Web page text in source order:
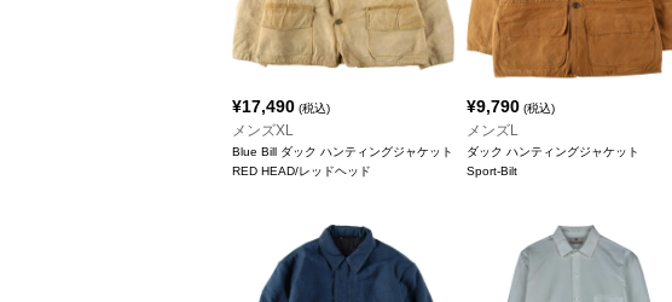
¥17,490 (税込)
メンズXL
Blue Bill ダック ハンティングジャケット
RED HEAD/レッドヘッド
¥9,790 (税込)
メンズL
ダック ハンティングジャケット
Sport-Bilt